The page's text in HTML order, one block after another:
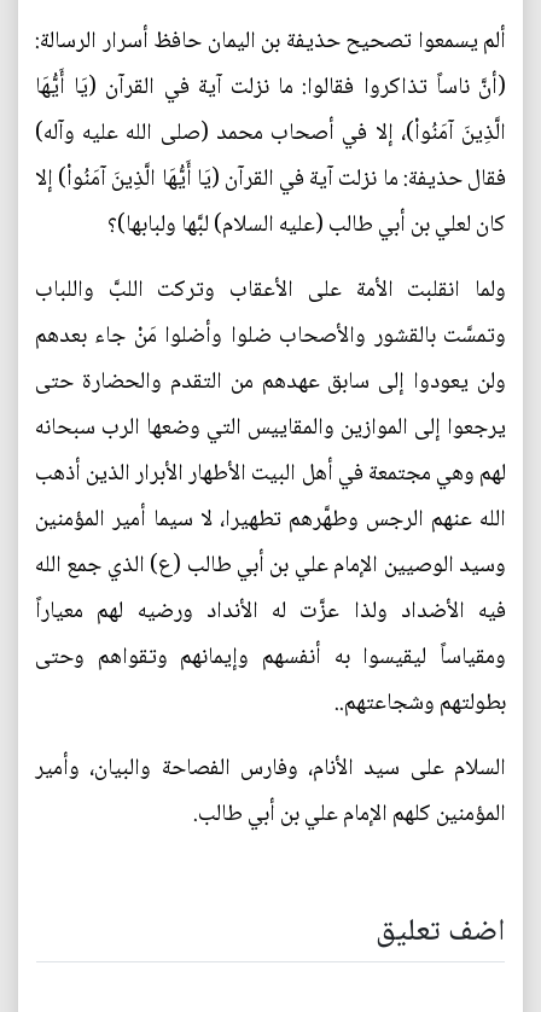
ألم يسمعوا تصحيح حذيفة بن اليمان حافظ أسرار الرسالة:
(أنَّ ناساً تذاكروا فقالوا: ما نزلت آية في القرآن (يَا أَيُّهَا
الَّذِينَ آمَنُواْ)، إلا في أصحاب محمد (صلى الله عليه وآله)
فقال حذيفة: ما نزلت آية في القرآن (يَا أَيُّهَا الَّذِينَ آمَنُواْ) إلا
كان لعلي بن أبي طالب (عليه السلام) لبَّها ولبابها)؟
ولما انقلبت الأمة على الأعقاب وتركت اللبَّ واللباب
وتمسَّت بالقشور والأصحاب ضلوا وأضلوا مَنْ جاء بعدهم
ولن يعودوا إلى سابق عهدهم من التقدم والحضارة حتى
يرجعوا إلى الموازين والمقاييس التي وضعها الرب سبحانه
لهم وهي مجتمعة في أهل البيت الأطهار الأبرار الذين أذهب
الله عنهم الرجس وطهَّرهم تطهيرا، لا سيما أمير المؤمنين
وسيد الوصيين الإمام علي بن أبي طالب (ع) الذي جمع الله
فيه الأضداد ولذا عزَّت له الأنداد ورضيه لهم معياراً
ومقياساً ليقيسوا به أنفسهم وإيمانهم وتقواهم وحتى
بطولتهم وشجاعتهم..
السلام على سيد الأنام، وفارس الفصاحة والبيان، وأمير
المؤمنين كلهم الإمام علي بن أبي طالب.
اضف تعليق